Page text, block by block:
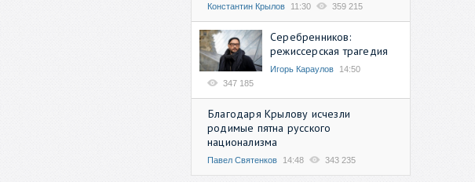
Константин Крылов 11:30 359 215
Серебренников:
режиссерская трагедия
Игорь Караулов
14:50
347 185
Благодаря Крылову исчезли
родимые пятна русского
национализма
Павел Святенков 14:48 343 235